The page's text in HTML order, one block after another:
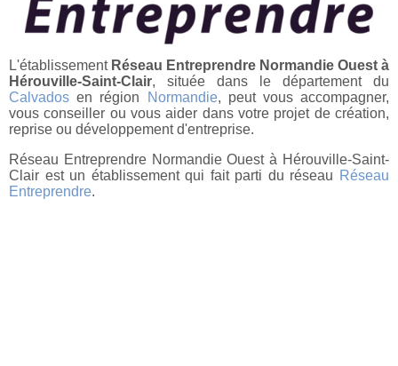
L'établissement Réseau Entreprendre Normandie Ouest à
Hérouville-Saint-Clair, située dans le département du
Calvados en région Normandie, peut vous accompagner,
vous conseiller ou vous aider dans votre projet de création,
reprise ou développement d'entreprise.
Réseau Entreprendre Normandie Ouest à Hérouville-Saint-
Clair est un établissement qui fait parti du réseau Réseau
Entreprendre.